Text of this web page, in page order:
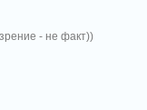
- не факт))